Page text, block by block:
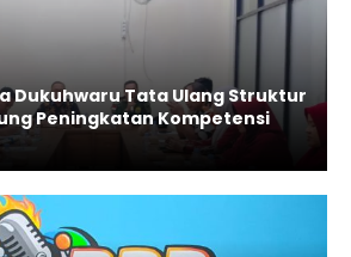
Dukuhwaru Tata Ulang Struktur
Peningkatan Kompetensi